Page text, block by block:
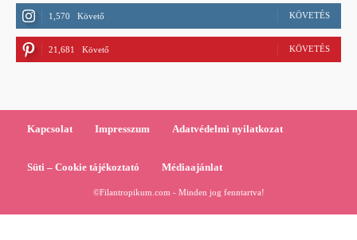
1,570 Követő KÖVETÉS
21,681 Követő KÖVETÉS
Kapcsolat Impresszum Adatvédelmi nyilatkozat
Süti – Cookie tájékoztató Médiaajánlat
©Filantropikum.com - Minden jog fenntartva!